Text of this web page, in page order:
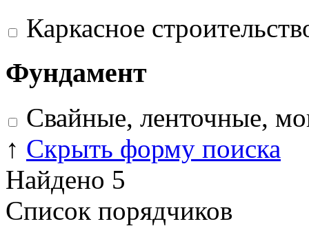
Каркасное
Фундамент
Свайные, ленточные,
↑ Скрыть форму поиска
Найдено 5
Список порядчиков